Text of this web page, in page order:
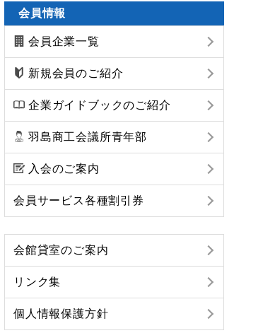
会員情報
会員企業一覧
新規会員のご紹介
企業ガイドブックのご紹介
羽島商工会議所青年部
入会のご案内
会員サービス各種割引券
会館貸室のご案内
リンク集
個人情報保護方針